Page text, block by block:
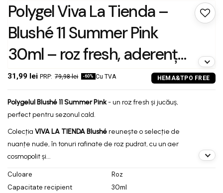
Polygel Viva La Tienda –
Blushé 11 Summer Pink
30ml – roz fresh, aderență
optimă, se pilește ușor,
pentru extensii și
construcție cu controlul
modelării
31,99 lei 79,98 lei -60% Cu TVA
Polygelul Blushé 11Summer Pink- un roz fresh și jucăuș,
perfect pentru sezonul cald.
Colecția VIVA LA TIENDABlushé reunește o selecție de
nuanțe nude, în tonuri rafinate de roz pudrat, cu un aer
cosmopolit și...
Culoare
Roz
Capacitate recipient
30ml